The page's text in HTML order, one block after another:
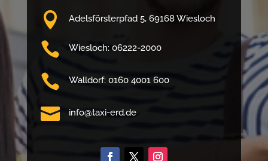
 Adelsförsterpfad 5, 69168 Wiesloch
 Wiesloch: 06222-2000
 Walldorf: 0160 4001 600
 info@taxi-erd.de